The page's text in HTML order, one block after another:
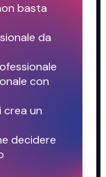
basta
da
con
crea un
decidere